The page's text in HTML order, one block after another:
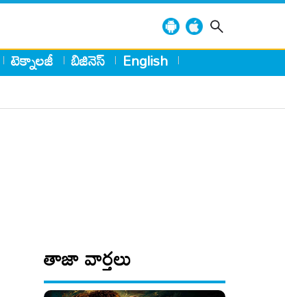
టెక్నాలజీ బిజినెస్ English
తాజా వార్తలు